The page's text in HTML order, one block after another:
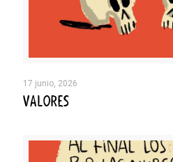
17 junio, 2026
VALORES